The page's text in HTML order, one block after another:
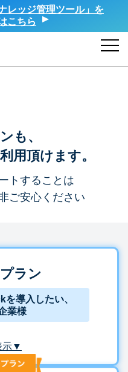
レッジ管理ツール」を
こちら
も、
用頂けます。
トすることは
ご安心ください
ラン
導入したい、
業様
示▼